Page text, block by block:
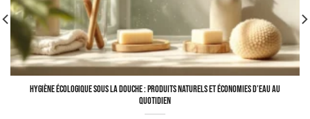
Hygiène écologique sous la douche : produits naturels et économies d’eau au
quotidien